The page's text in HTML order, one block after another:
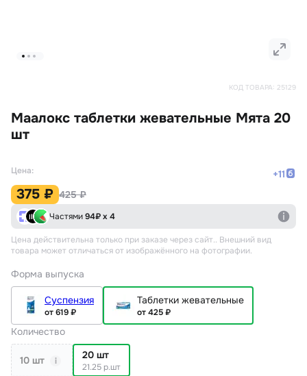
КОД ТОВАРА: 25129
Маалокс таблетки жевательные Мята 20
шт
Цена: +11
375 ₽ 425 ₽
Частями94₽ х 4
Цена действительна только при заказе через сайт.. Внешний вид
товара может отличаться от изображённого на фотографии.
Форма выпуска
Суспензия
от 619 ₽
Таблетки жевательные
от 425 ₽
Количество
10 шт i 20 шт
21.25 р.шт